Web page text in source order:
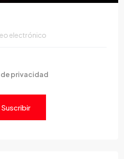
privacidad
Suscribir